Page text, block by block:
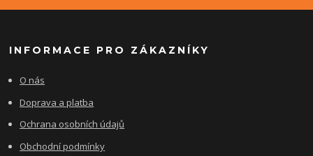
INFORMACE PRO ZÁKAZNÍKY
O nás
Doprava a platba
Ochrana osobních údajů
Obchodní podmínky